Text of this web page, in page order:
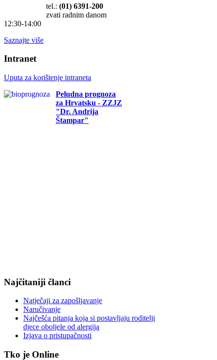
tel.: (01) 6391-200
zvati radnim danom
12:30-14:00
Saznajte više
Intranet
Uputa za korištenje intraneta
Peludna prognoza
za Hrvatsku - ZZJZ
"Dr. Andrija
Štampar"
Najčitaniji članci
Natječaji za zapošljavanje
Naručivanje
Najčešća pitanja koja si postavljaju roditelji
djece oboljele od alergija
Izjava o pristupačnosti
Tko je Online